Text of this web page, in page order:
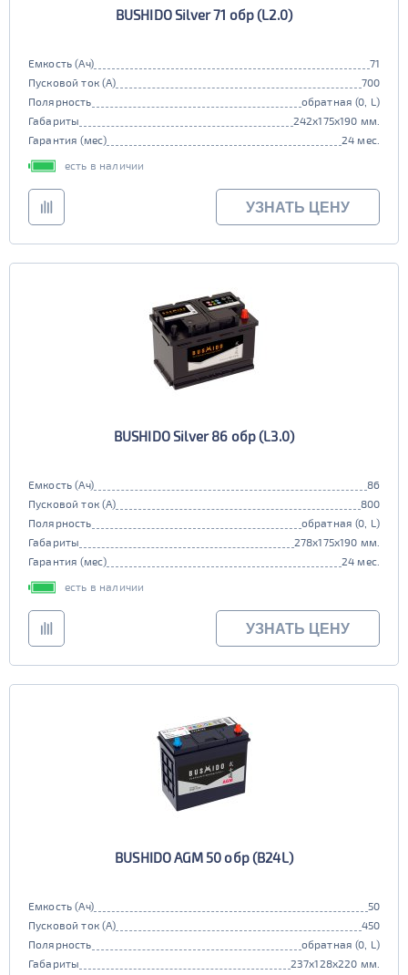
BUSHIDO Silver 71 обр (L2.0)
Емкость (Ач)
71
Пусковой ток (А)
700
Полярность
обратная (0, L)
Габариты
242x175x190 мм.
Гарантия (мес)
24 мес.
есть в наличии
УЗНАТЬ ЦЕНУ
BUSHIDO Silver 86 обр (L3.0)
Емкость (Ач)
86
Пусковой ток (А)
800
Полярность
обратная (0, L)
Габариты
278x175x190 мм.
Гарантия (мес)
24 мес.
есть в наличии
УЗНАТЬ ЦЕНУ
BUSHIDO AGM 50 обр (B24L)
Емкость (Ач)
50
Пусковой ток (А)
450
Полярность
обратная (0, L)
Габариты
237x128x220 мм.